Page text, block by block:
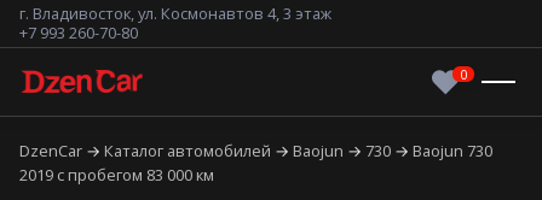
г. Владивосток, ул. Космонавтов 4, 3 этаж
+7 993 260-70-80
DzenCar Каталог автомобилей Baojun 730
Baojun 730
2019 с пробегом 83 000 км